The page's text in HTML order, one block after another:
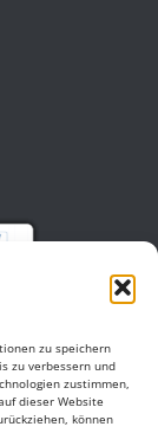
zu speichern
zu verbessern und
zustimmen,
dieser Website
können